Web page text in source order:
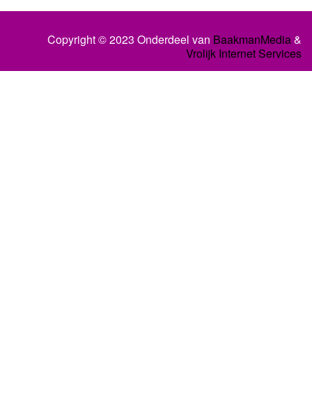
Copyright © 2023 Onderdeel van BaakmanMedia&
Vrolijk Internet Services